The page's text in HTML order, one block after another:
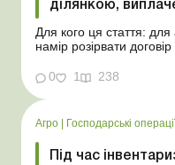
ділянкою,
Для кого ця стаття: для
намір розірвати
ситуацію тим, що
ділянкою була
років. У такому разі
0 1 238
Агро | Господарські
Під час